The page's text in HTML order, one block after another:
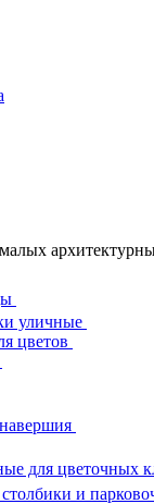
уличные
цветов
для цветочных
и